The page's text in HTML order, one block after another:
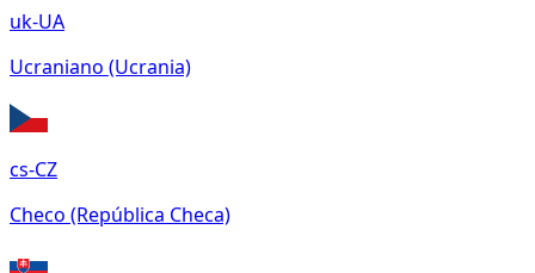
uk-UA
Ucraniano (Ucrania)
cs-CZ
Checo (República Checa)